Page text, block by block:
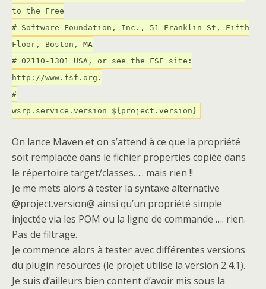
to the Free
# Software Foundation, Inc., 51 Franklin St, Fifth
Floor, Boston, MA
# 02110-1301 USA, or see the FSF site:
http://www.fsf.org.
#
wsrp.service.version=${project.version}
On lance Maven et on s’attend à ce que la propriété
soit remplacée dans le fichier properties copiée dans
le répertoire target/classes….. mais rien !!
Je me mets alors à tester la syntaxe alternative
@project.version@ ainsi qu’un propriété simple
injectée via les POM ou la ligne de commande …. rien.
Pas de filtrage.
Je commence alors à tester avec différentes versions
du plugin resources (le projet utilise la version 2.4.1).
Je suis d’ailleurs bien content d’avoir mis sous la